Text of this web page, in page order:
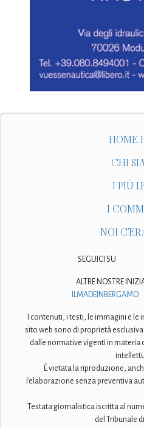
HOME
CHI
I PIÙ
I
NOI
SEGUICI SU
ALTRE NOSTRE
ILMADEINBERGAMO
I contenuti, i testi, le immagini e
sito web sono di proprietà
dalle normative vigenti in materia
È vietata la riproduzione,
l'elaborazione senza preventiva
Testata giornalistica iscritta al
del Tribunale